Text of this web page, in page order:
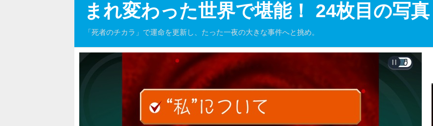
まれ変わった世界で堪能！ 24枚目の写
「死者のチカラ」で運命を更新し、たった一夜の大きな事件へと挑め。